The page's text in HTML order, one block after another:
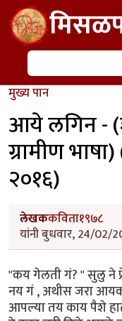
Skip to main content
शोध
मुख्य पान
आये लगिन -
ग्रामीण
२०१६)
लेखककविता१९७८
यांनी बुधवार, 24/02/
"कय गेलती गं? " सुलु ने
नय गं , अथीस जरा
आपल्या तय काय पैशे